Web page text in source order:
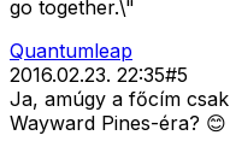
go together.\"
Quantumleap
2016.02.23. 22:35#5
Ja, amúgy a főcím
Wayward Pines-éra? 😊